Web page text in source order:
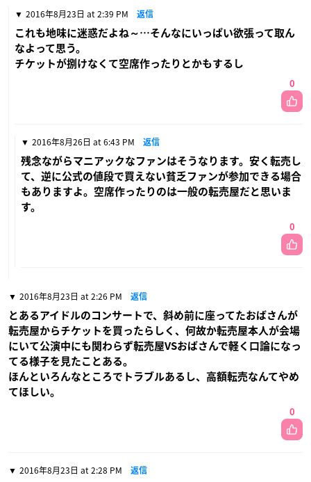
2016年8月23日 at 2:39 PM 返信
これも地味に迷惑だよね～…そんなにいっぱい欲張って取ん
なよって思う。
チケットが捌けなくて空席作ったりとかもするし
0
2016年8月26日 at 6:43 PM 返信
残念ながらマニアックなファンはそうなります。安く転売し
て、逆に公式の値段で買えない貧乏ファンが参加できる場合
もありますよ。空席作ったりのは一般の転売屋だと思いま
す。
0
2016年8月23日 at 2:26 PM 返信
とあるアイドルのコンサートで、斜め前に座ってたおばさんが
転売屋からチケットを買ったらしく、何故か転売屋本人が会場
にいて公演中にも関わらず転売屋VSおばさんで軽く口論になっ
てる様子を見たことある。
ほんといろんなところでトラブルあるし、高額転売なんてやめ
てほしい。
0
2016年8月23日 at 2:28 PM 返信